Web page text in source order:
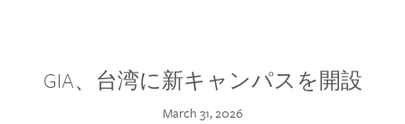
GIA、台湾に新キャンパスを開設
March 31, 2026